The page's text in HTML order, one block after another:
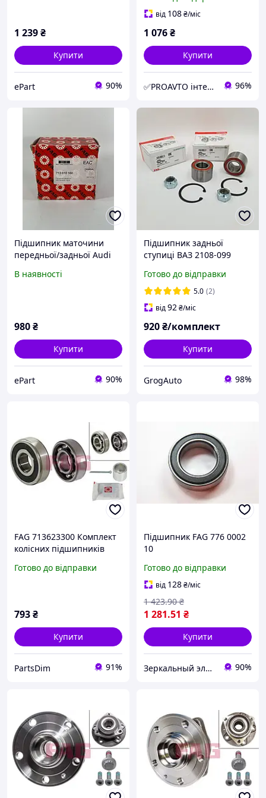
1 239₴
Купити
ePart 90%
30 від 108₴/міс
1 076₴
Купити
✅PROAVTO інтернет-магазин автозапчастин 96%
Підшипник маточини
передньої/задньої Audi
II/III/Jetta, 713610160
В наявності
980₴
Купити
ePart 90%
Підшипник задньої
ступиці ВАЗ 2108-099
Німеччина 713691100
Готово до відправки
5.0 (2)
від92₴/міс
920₴/комплект
Купити
GrogAuto 98%
FAG 713623300 Комплект
колісних підшипників
Audi A3, Skoda Octavia II
Готово до відправки
793₴
Купити
PartsDim 91%
Підшипник FAG 776 0002
10
Готово до відправки
від 128₴/міс
1 281.51 ₴
1 423.90 ₴
Купити
Зеркальный элемент 90%